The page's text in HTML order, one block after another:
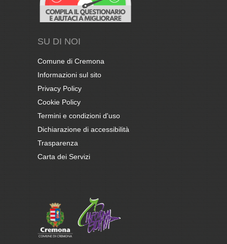
SU DI NOI
Comune di Cremona
Informazioni sul sito
Privacy Policy
Cookie Policy
Termini e condizioni d'uso
Dichiarazione di accessibilità
Trasparenza
Carta dei Servizi